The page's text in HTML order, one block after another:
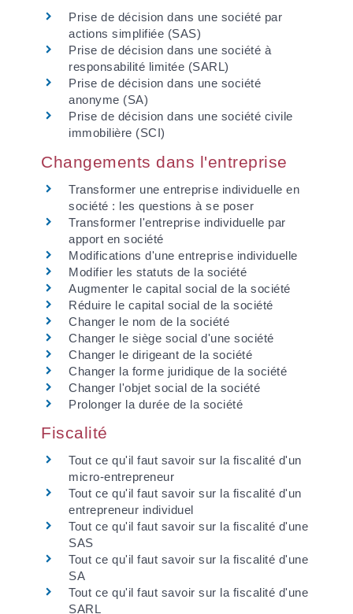
Prise de décision dans une société par
actions simplifiée (SAS)
Prise de décision dans une société à
responsabilité limitée (SARL)
Prise de décision dans une société
anonyme (SA)
Prise de décision dans une société civile
immobilière (SCI)
Changements dans l'entreprise
Transformer une entreprise individuelle en
société : les questions à se poser
Transformer l'entreprise individuelle par
apport en société
Modifications d'une entreprise individuelle
Modifier les statuts de la société
Augmenter le capital social de la société
Réduire le capital social de la société
Changer le nom de la société
Changer le siège social d'une société
Changer le dirigeant de la société
Changer la forme juridique de la société
Changer l'objet social de la société
Prolonger la durée de la société
Fiscalité
Tout ce qu'il faut savoir sur la fiscalité d'un
micro-entrepreneur
Tout ce qu'il faut savoir sur la fiscalité d'un
entrepreneur individuel
Tout ce qu'il faut savoir sur la fiscalité d'une
SAS
Tout ce qu'il faut savoir sur la fiscalité d'une
SA
Tout ce qu'il faut savoir sur la fiscalité d'une
SARL